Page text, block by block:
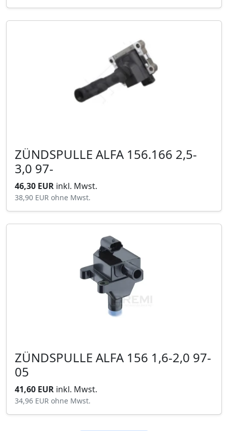
ZÜNDSPULLE ALFA 156.166 2,5-
3,0 97-
46,30 EUR inkl. Mwst.
38,90 EUR ohne Mwst.
ZÜNDSPULLE ALFA 156 1,6-2,0 97-
05
41,60 EUR inkl. Mwst.
34,96 EUR ohne Mwst.